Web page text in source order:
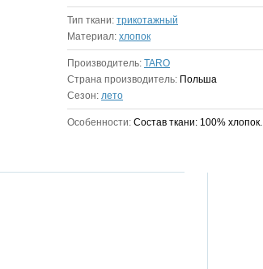
Тип ткани: трикотажный
Материал: хлопок
Производитель: TARO
Страна производитель: Польша
Сезон: лето
Особенности: Состав ткани: 100% хлопок.